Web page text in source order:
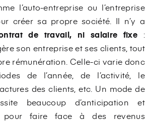
l’auto-entreprise ou l’entreprise
créer sa propre société. Il n’y a
de travail, ni salaire fixe :
son entreprise et ses clients, tout
rémunération. Celle-ci varie donc
de l’année, de l’activité, le
des clients, etc. Un mode de
beaucoup d’anticipation et
pour faire face à des revenus